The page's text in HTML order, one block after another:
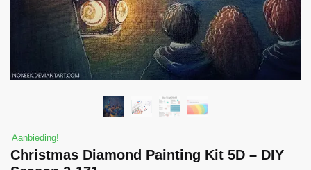
Aanbieding!
Christmas Diamond Painting Kit 5D – DIY